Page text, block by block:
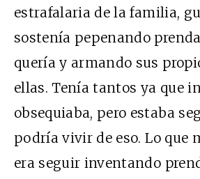
estrafalaria de la familia,
sostenía pepenando
quería y armando sus
ellas. Tenía tantos ya que
obsequiaba, pero estaba
podría vivir de eso. Lo que
era seguir inventando